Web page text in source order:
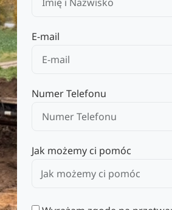
E-mail
Numer Telefonu
Jak możemy ci pomóc